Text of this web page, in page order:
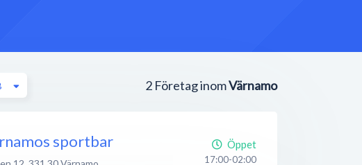
2 Företag inomVärnamo
sportbar Öppet
17:00-02:00